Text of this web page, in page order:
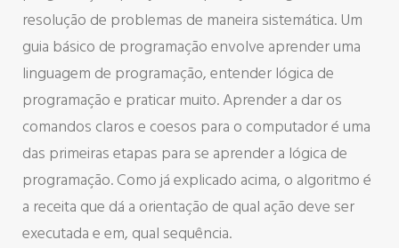
resolução de problemas de maneira sistemática. Um
guia básico de programação envolve aprender uma
linguagem de programação, entender lógica de
programação e praticar muito. Aprender a dar os
comandos claros e coesos para o computador é uma
das primeiras etapas para se aprender a lógica de
programação. Como já explicado acima, o algoritmo é
a receita que dá a orientação de qual ação deve ser
executada e em, qual sequência.